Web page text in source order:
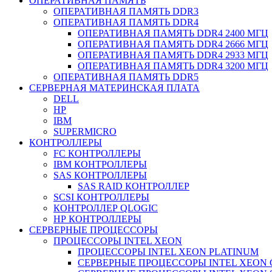
ОПЕРАТИВНАЯ ПАМЯТЬ DDR3
ОПЕРАТИВНАЯ ПАМЯТЬ DDR4
ОПЕРАТИВНАЯ ПАМЯТЬ DDR4 2400 МГЦ
ОПЕРАТИВНАЯ ПАМЯТЬ DDR4 2666 МГЦ
ОПЕРАТИВНАЯ ПАМЯТЬ DDR4 2933 МГЦ
ОПЕРАТИВНАЯ ПАМЯТЬ DDR4 3200 МГЦ
ОПЕРАТИВНАЯ ПАМЯТЬ DDR5
СЕРВЕРНАЯ МАТЕРИНСКАЯ ПЛАТА
DELL
HP
IBM
SUPERMICRO
КОНТРОЛЛЕРЫ
FC КОНТРОЛЛЕРЫ
IBM КОНТРОЛЛЕРЫ
SAS КОНТРОЛЛЕРЫ
SAS RAID КОНТРОЛЛЕР
SCSI КОНТРОЛЛЕРЫ
КОНТРОЛЛЕР QLOGIC
НР КОНТРОЛЛЕРЫ
СЕРВЕРНЫЕ ПРОЦЕССОРЫ
ПРОЦЕССОРЫ INTEL XEON
ПРОЦЕССОРЫ INTEL XEON PLATINUM
СЕРВЕРНЫЕ ПРОЦЕССОРЫ INTEL XEON